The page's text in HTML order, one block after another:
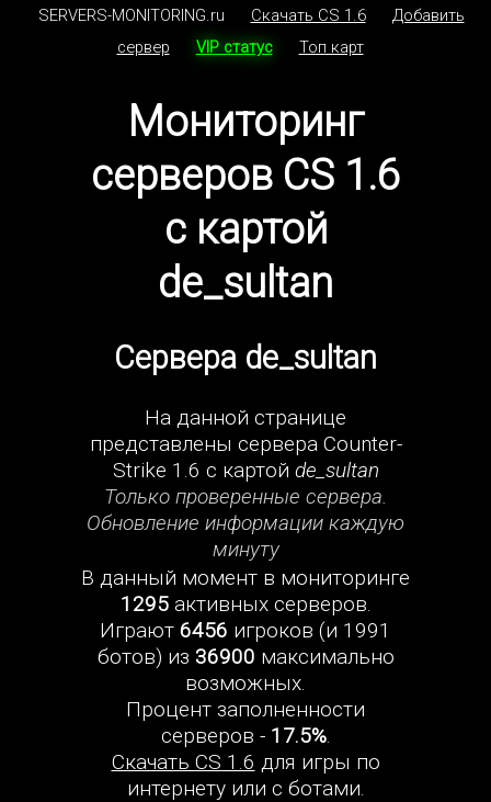
SERVERS-MONITORING.ru Скачать CS 1.6
Добавить
сервер
VIP статус Топ карт
Мониторинг
серверов CS 1.6
с картой
de_sultan
Сервера de_sultan
На данной странице
представлены сервера Counter-
Strike 1.6 с картой de_sultan
Только проверенные сервера.
Обновление информации каждую
минуту
В данный момент в мониторинге
1295активных серверов.
Играют 6456 игроков (и 1991
ботов) из 36900 максимально
возможных.
Процент заполненности
серверов - 17.5%.
Скачать CS 1.6 для игры по
интернету или с ботами.